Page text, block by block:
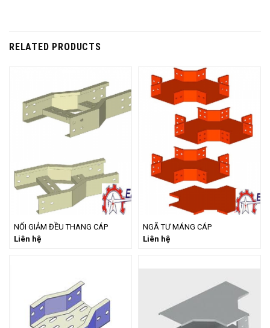
RELATED PRODUCTS
NỐI GIẢM ĐỀU THANG CÁP
Liên hệ
NGÃ TƯ MÁNG CÁP
Liên hệ